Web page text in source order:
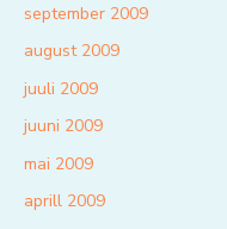
september 2009
august 2009
juuli 2009
juuni 2009
mai 2009
aprill 2009